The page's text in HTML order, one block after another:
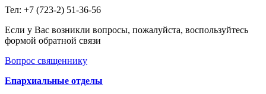
Тел: +7 (723-2) 51-36-56
Если у Вас возникли вопросы, пожалуйста, воспользуйтесь
формой обратной связи
Вопрос священнику
Епархиальные отделы